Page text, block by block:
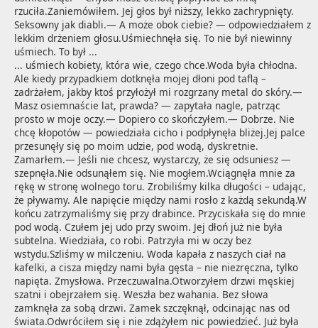
rzuciła.Zaniemówiłem. Jej głos był niższy, lekko zachrypnięty.
Seksowny jak diabli.— A może obok ciebie? — odpowiedziałem z
lekkim drżeniem głosu.Uśmiechnęła się. To nie był niewinny
uśmiech. To był ...
... uśmiech kobiety, która wie, czego chce.Woda była chłodna.
Ale kiedy przypadkiem dotknęła mojej dłoni pod taflą –
zadrżałem, jakby ktoś przyłożył mi rozgrzany metal do skóry.—
Masz osiemnaście lat, prawda? — zapytała nagle, patrząc
prosto w moje oczy.— Dopiero co skończyłem.— Dobrze. Nie
chcę kłopotów — powiedziała cicho i podpłynęła bliżej.Jej palce
przesunęły się po moim udzie, pod wodą, dyskretnie.
Zamarłem.— Jeśli nie chcesz, wystarczy, że się odsuniesz —
szepnęła.Nie odsunąłem się. Nie mogłem.Wciągnęła mnie za
rękę w stronę wolnego toru. Zrobiliśmy kilka długości – udając,
że pływamy. Ale napięcie między nami rosło z każdą sekundą.W
końcu zatrzymaliśmy się przy drabince. Przyciskała się do mnie
pod wodą. Czułem jej udo przy swoim. Jej dłoń już nie była
subtelna. Wiedziała, co robi. Patrzyła mi w oczy bez
wstydu.Szliśmy w milczeniu. Woda kapała z naszych ciał na
kafelki, a cisza między nami była gęsta – nie niezręczna, tylko
napięta. Zmysłowa. Przeczuwalna.Otworzyłem drzwi męskiej
szatni i obejrzałem się. Weszła bez wahania. Bez słowa
zamknęła za sobą drzwi. Zamek szczęknął, odcinając nas od
świata.Odwróciłem się i nie zdążyłem nic powiedzieć. Już była